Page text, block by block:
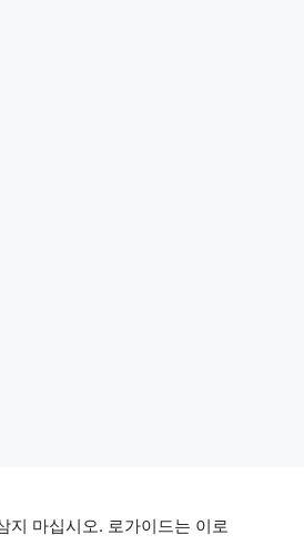
지 마십시오. 로가이드는 이로